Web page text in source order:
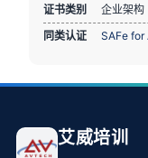
证书类别
企业架构
同类认证
SAFe
艾威培训